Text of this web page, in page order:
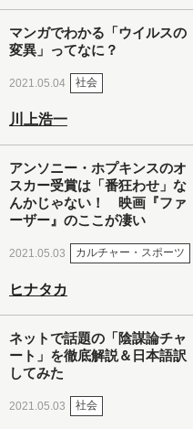
マンガでわかる「ウイルスの
変異」ってなに？
2021.05.04 社会
川上浩一
アンソニー・ホプキンスのオ
スカー受賞は「番狂わせ」な
んかじゃない！ 映画『ファ
ーザー』のここが凄い
2021.05.03 カルチャー・スポーツ
ヒナタカ
ネットで話題の「陰謀論チャ
ート」を徹底解説＆日本語訳
してみた
2021.05.03 社会